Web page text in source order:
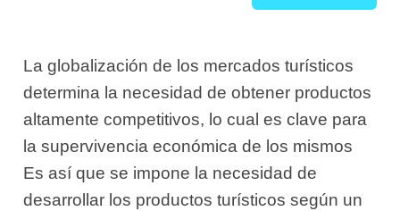
La globalización de los mercados turísticos
determina la necesidad de obtener productos
altamente competitivos, lo cual es clave para
la supervivencia económica de los mismos
Es así que se impone la necesidad de
desarrollar los productos turísticos según un